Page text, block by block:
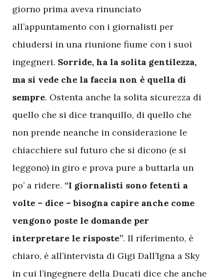
giorno prima aveva rinunciato
all’appuntamento con i giornalisti per
chiudersi in una riunione fiume con i suoi
ingegneri. Sorride, ha la solita gentilezza,
ma si vede che la faccia non è quella di
sempre. Ostenta anche la solita sicurezza di
quello che si dice tranquillo, di quello che
non prende neanche in considerazione le
chiacchiere sul futuro che si dicono (e si
leggono) in giro e prova pure a buttarla un
po’ a ridere. “I giornalisti sono fetenti a
volte – dice – bisogna capire anche come
vengono poste le domande per
interpretare le risposte”. Il riferimento, è
chiaro, è all’intervista di Gigi Dall’Igna a Sky
in cui l’ingegnere della Ducati dice che anche